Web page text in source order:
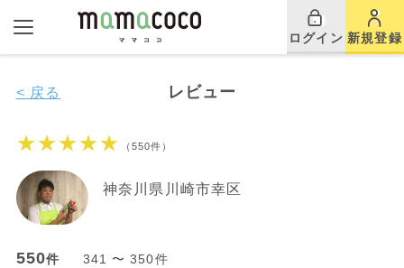
ログイン 新規登録
レビュー
< 戻る
★★★★★ （550件）
神奈川県川崎市幸区
550件 341 〜 350件